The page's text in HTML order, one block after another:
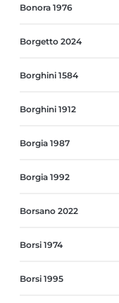
Bonora 1976
Borgetto 2024
Borghini 1584
Borghini 1912
Borgia 1987
Borgia 1992
Borsano 2022
Borsi 1974
Borsi 1995